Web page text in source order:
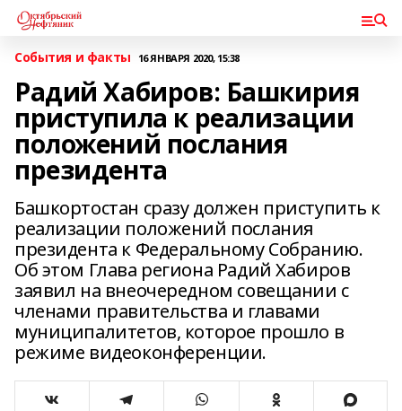
События и факты 16 ЯНВАРЯ 2020, 15:38
Радий Хабиров: Башкирия
приступила к реализации
положений послания
президента
Башкортостан сразу должен приступить к
реализации положений послания
президента к Федеральному Собранию.
Об этом Глава региона Радий Хабиров
заявил на внеочередном совещании с
членами правительства и главами
муниципалитетов, которое прошло в
режиме видеоконференции.